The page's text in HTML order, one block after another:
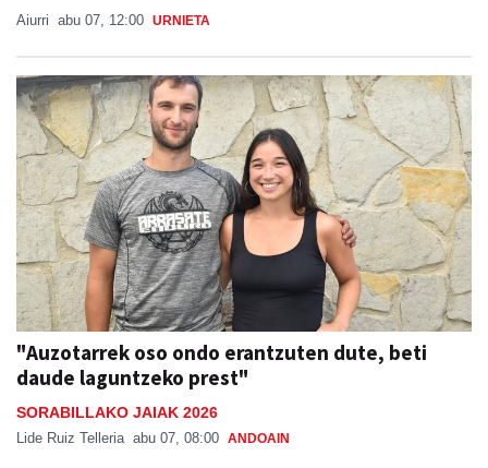
Aiurri abu 07, 12:00 URNIETA
"Auzotarrek oso ondo erantzuten dute, beti
daude laguntzeko prest"
SORABILLAKO JAIAK 2026
Lide Ruiz Telleria abu 07, 08:00 ANDOAIN